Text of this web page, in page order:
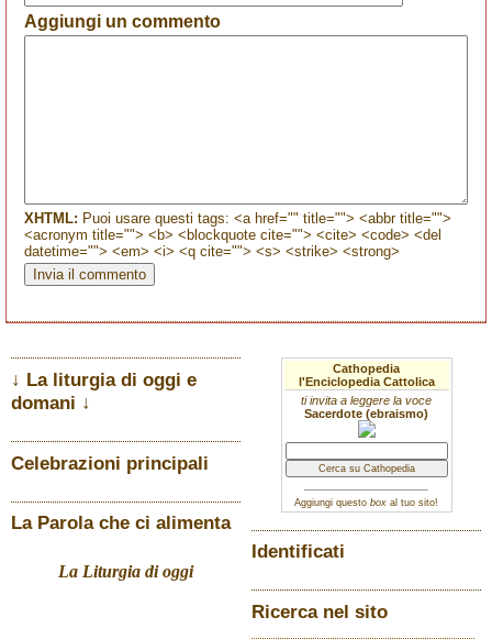
Aggiungi un commento
XHTML: Puoi usare questi tags: <a href="" title=""> <abbr title="">
<acronym title=""> <b> <blockquote cite=""> <cite> <code> <del
datetime=""> <em> <i> <q cite=""> <s> <strike> <strong>
↓ La liturgia di oggi e
domani ↓
Celebrazioni principali
La Parola che ci alimenta
La Liturgia di oggi
Cathopedia
l'Enciclopedia Cattolica
ti invita a leggere la voce
Sacerdote (ebraismo)
Aggiungi questo box al tuo sito!
Identificati
Ricerca nel sito